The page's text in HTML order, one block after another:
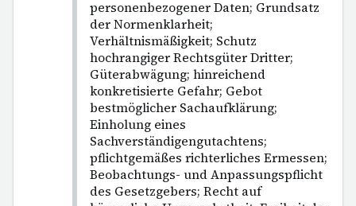
personenbezogener Daten; Grundsatz
der Normenklarheit;
Verhältnismäßigkeit; Schutz
hochrangiger Rechtsgüter Dritter;
Güterabwägung; hinreichend
konkretisierte Gefahr; Gebot
bestmöglicher Sachaufklärung;
Einholung eines
Sachverständigengutachtens;
pflichtgemäßes richterliches Ermessen;
Beobachtungs- und Anpassungspflicht
des Gesetzgebers; Recht auf